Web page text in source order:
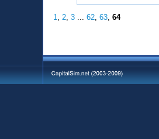
1 2 ,3 ...62 ,63 ,64